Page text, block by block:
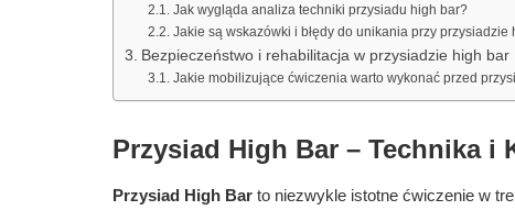
Jak wygląda analiza techniki przysiadu high bar?
Jakie są wskazówki i błędy do unikania przy przysiadzie
Bezpieczeństwo i rehabilitacja w przysiadzie high bar
Jakie mobilizujące ćwiczenia warto wykonać przed
Przysiad High Bar – Technika i
Przysiad High Bar to niezwykle istotne ćwiczenie w